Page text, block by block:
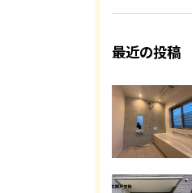
最近の投稿